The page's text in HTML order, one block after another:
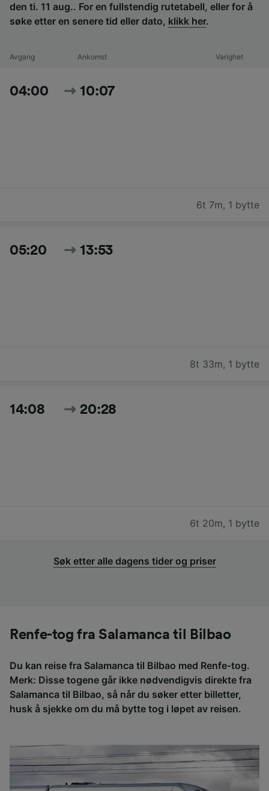
den ti. 11 aug.. For en fullstendig rutetabell, eller for å
søke etter en senere tid eller dato, klikk her.
Avgang Ankomst Varighet
04:00 10:07
6t 7m, 1 bytte
05:20 13:53
8t 33m, 1 bytte
14:08 20:28
6t 20m, 1 bytte
Søk etter alle dagens tider og priser
Renfe-tog fra Salamanca til Bilbao
Du kan reise fra Salamanca til Bilbao med Renfe-tog.
Merk: Disse togene går ikke nødvendigvis direkte fra
Salamanca til Bilbao, så når du søker etter billetter,
husk å sjekke om du må bytte tog i løpet av reisen.